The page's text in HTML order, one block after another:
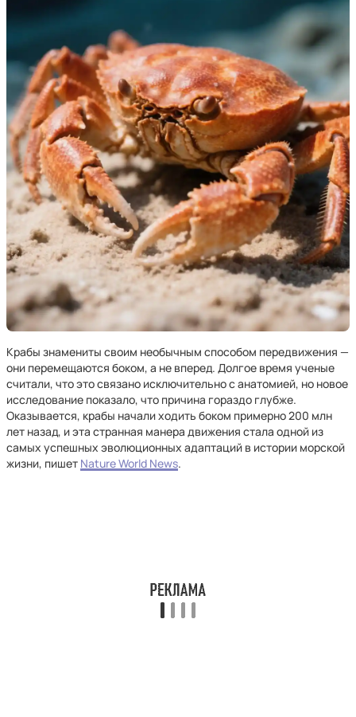
Крабы знамениты своим необычным способом передвижения —
они перемещаются боком, а не вперед. Долгое время ученые
считали, что это связано исключительно с анатомией, но новое
исследование показало, что причина гораздо глубже.
Оказывается, крабы начали ходить боком примерно 200 млн
лет назад, и эта странная манера движения стала одной из
самых успешных эволюционных адаптаций в истории морской
жизни, пишет Nature World News.